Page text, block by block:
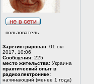
пользователь
Зарегистрирован: 01 окт
2017, 10:06
Сообщения: 225
место жительства: Украина
практический опыт в
радиоэлектронике:
начинающий (менее 1 года)